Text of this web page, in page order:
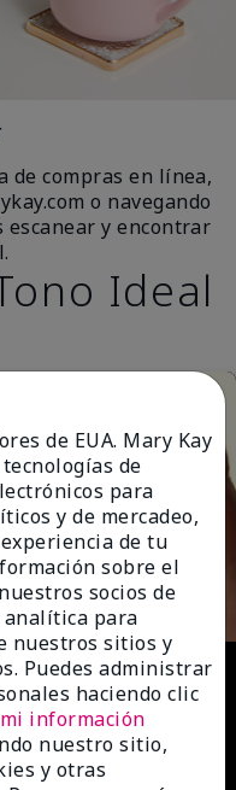
de compras en línea,
o navegando
escanear y encontrar
Ideal
de EUA. Mary Kay
de
para
y de mercadeo,
de tu
sobre el
socios de
analítica para
nuestros sitios y
Puedes administrar
haciendo clic
información
nuestro sitio,
y otras